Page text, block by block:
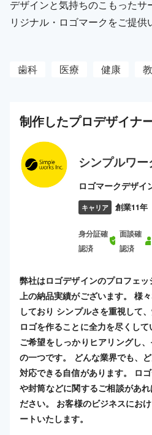
デザインと気持ちのこもった
リジナル・ロゴマークをご提供
歯科 医療 健康
制作したプロデザイナ
シンプルワー
ロゴマークデザイ
キャリア 創業11年
身分証確
認済
面談確
認済
弊社はロゴデザインのプロフェ
上の納品実績がございます。 様
しており シンプルさを重視して
ロゴを作ることに全力を尽くし
ご希望をしっかりヒアリングし
の一つです。 どんな業界でも、
対応できる自信があります。 ロ
や封筒などに関するご相談があ
ださい。 お客様のビジネスにお
ートいたします。